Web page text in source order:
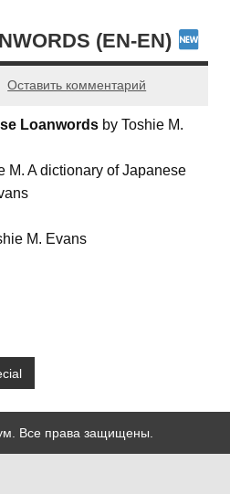
(EN-EN)
Оставить комментарий
Loanwords by Toshie M.
M. A dictionary of Japanese
M. Evans
Все права защищены.